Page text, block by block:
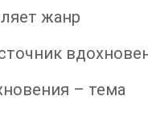
жанр
– тема